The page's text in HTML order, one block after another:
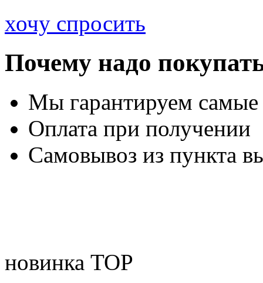
хочу спросить
Почему надо
Мы гарантируем
Оплата при получении
Самовывоз из пункта
новинка TOP